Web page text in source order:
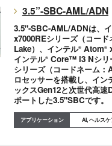
3.5”-SBC-AML/ADN
3.5"-SBC-AML/ADNは、
x7000REシリーズ（コー
Lake）、インテル®Atom®
インテル®Core™ i3 Nシリ
シリーズ（コードネーム
ロセッサーを搭載し、イン
ックスGen12と次世代高
ポートした3.5"SBCです。
AI, ヘルス